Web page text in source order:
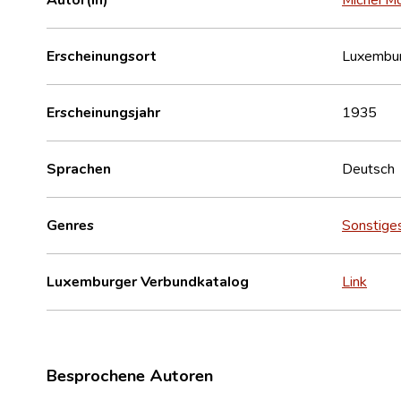
Erscheinungsort
Erscheinungsjahr 1935
Sprachen Deutsch
Genres
Luxemburger Verbundkatalog Link
Besprochene Autoren